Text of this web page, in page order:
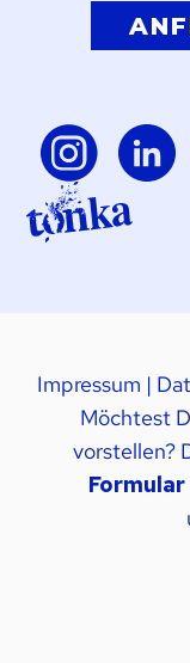
Impressum |
Möchtest
vorstellen?
Formular